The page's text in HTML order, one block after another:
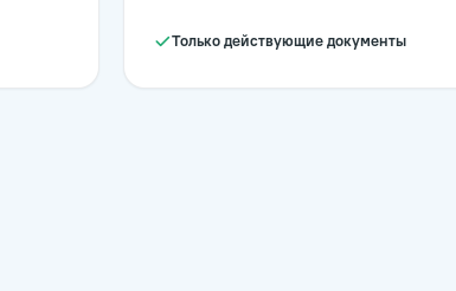
Только действующие документы